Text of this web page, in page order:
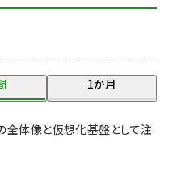
1か月
全体像と仮想化基盤として注